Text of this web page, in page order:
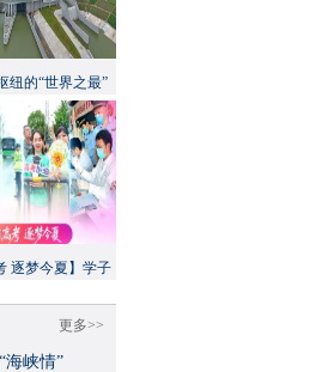
纽的“世界之最”
逐梦今夏】学子
更多>>
海峡情”